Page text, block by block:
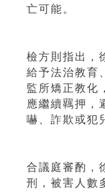
亡可能。
檢方則指出，
給予法治教育
監所矯正教化
應繼續羈押，
嚇、詐欺或犯
合議庭審酌，
刑，被害人數